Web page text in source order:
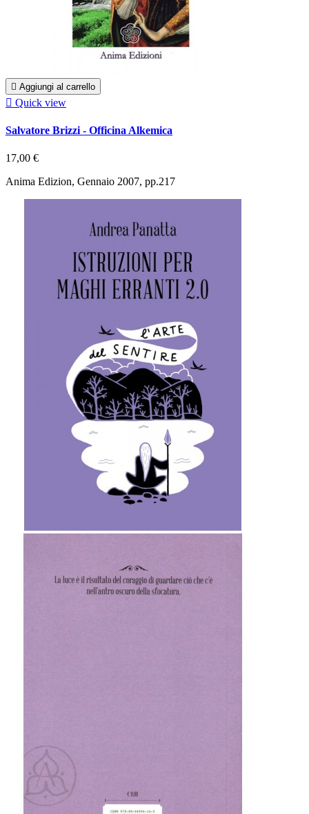
 Aggiungi al carrello
 Quick view
Salvatore Brizzi - Officina Alkemica
17,00 €
Anima Edizion, Gennaio 2007, pp.217